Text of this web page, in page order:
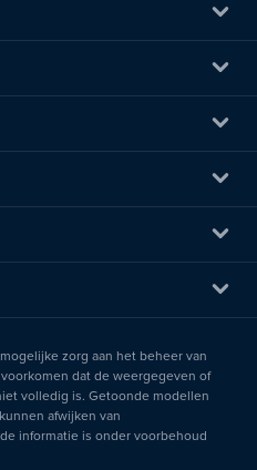
zorg aan het beheer van
dat de weergegeven of
volledig is. Getoonde modellen
afwijken van
informatie is onder voorbehoud